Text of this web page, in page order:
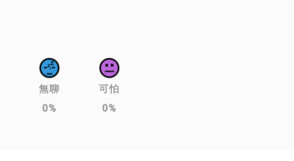
無聊
0%
可怕
0%